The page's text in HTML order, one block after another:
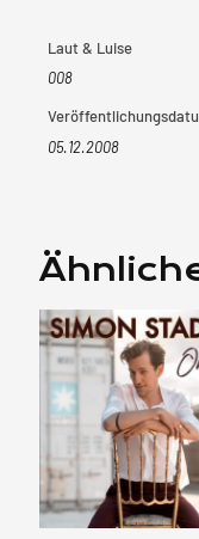
Laut & Luise
008
05.12.2008